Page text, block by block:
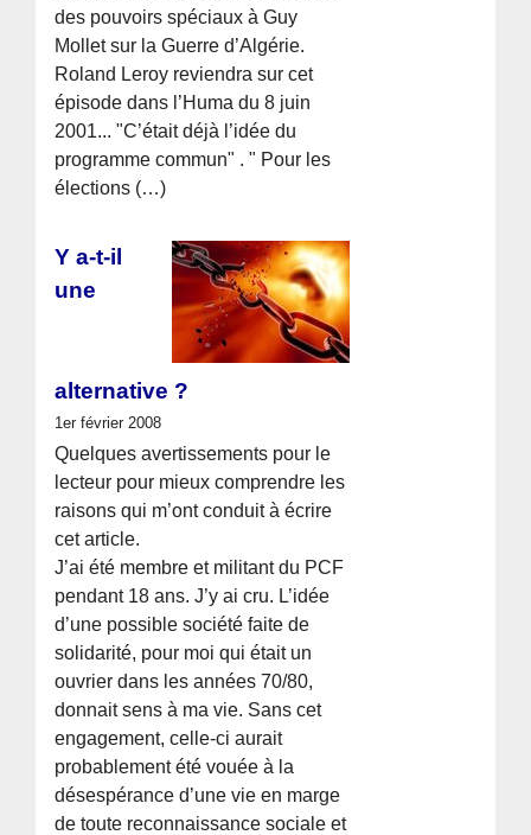
des pouvoirs spéciaux à Guy
Mollet sur la Guerre d’Algérie.
Roland Leroy reviendra sur cet
épisode dans l’Huma du 8 juin
2001... "C’était déjà l’idée du
programme commun" . " Pour les
élections (…)
Y a-t-il
une
alternative ?
1er février 2008
Quelques avertissements pour le
lecteur pour mieux comprendre les
raisons qui m’ont conduit à écrire
cet article.
J’ai été membre et militant du PCF
pendant 18 ans. J’y ai cru. L’idée
d’une possible société faite de
solidarité, pour moi qui était un
ouvrier dans les années 70/80,
donnait sens à ma vie. Sans cet
engagement, celle-ci aurait
probablement été vouée à la
désespérance d’une vie en marge
de toute reconnaissance sociale et